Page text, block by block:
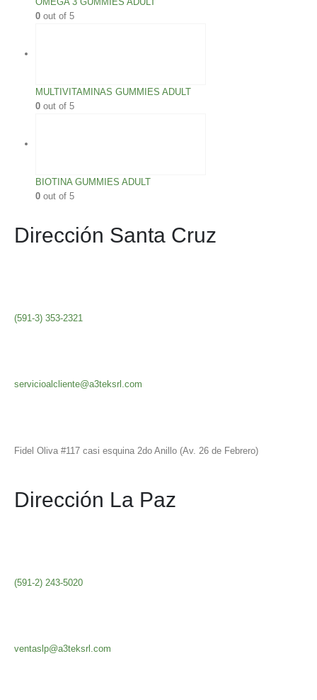
0out of 5
MULTIVITAMINAS GUMMIES ADULT
0out of 5
BIOTINA GUMMIES ADULT
0out of 5
Dirección Santa Cruz
(591-3) 353-2321
servicioalcliente@a3teksrl.com
Fidel Oliva #117 casi esquina 2do Anillo (Av. 26 de Febrero)
Dirección La Paz
(591-2) 243-5020
ventaslp@a3teksrl.com